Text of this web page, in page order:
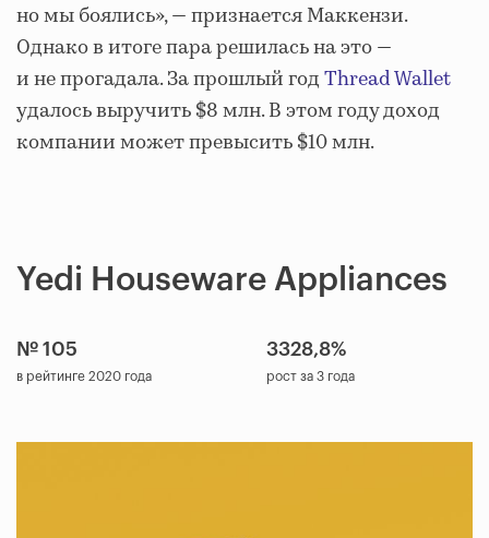
но мы боялись», — признается Маккензи.
Однако в итоге пара решилась на это —
и не прогадала. За прошлый годThread Wallet
удалось выручить $8 млн. В этом году доход
компании может превысить $10 млн.
Yedi Houseware Appliances
№ 105
в рейтинге 2020 года
3328,8%
рост за 3 года